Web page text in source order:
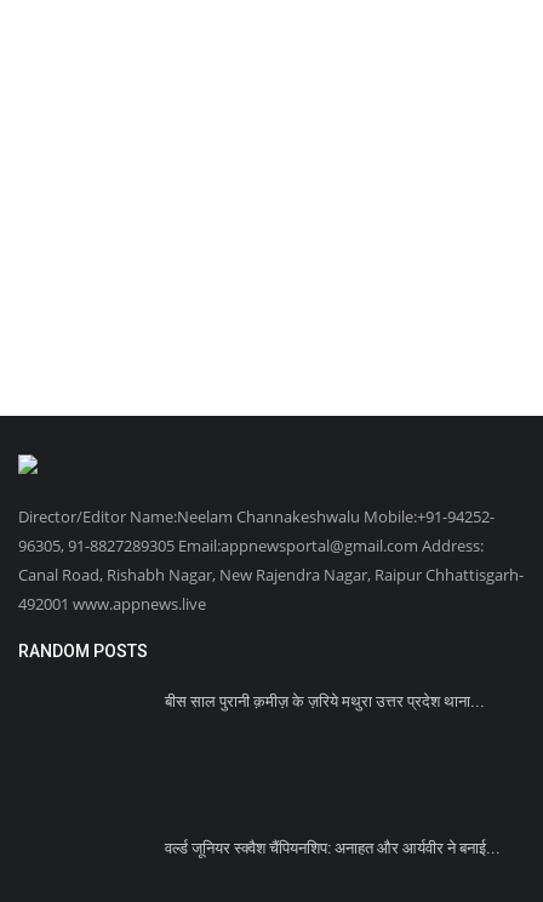
Director/Editor Name:Neelam Channakeshwalu Mobile:+91-94252-
96305, 91-8827289305 Email:appnewsportal@gmail.com Address:
Canal Road, Rishabh Nagar, New Rajendra Nagar, Raipur Chhattisgarh-
492001 www.appnews.live
RANDOM POSTS
बीस साल पुरानी क़मीज़ के ज़रिये मथुरा उत्तर प्रदेश थाना...
वर्ल्ड जूनियर स्क्वैश चैंपियनशिप: अनाहत और आर्यवीर ने बनाई...